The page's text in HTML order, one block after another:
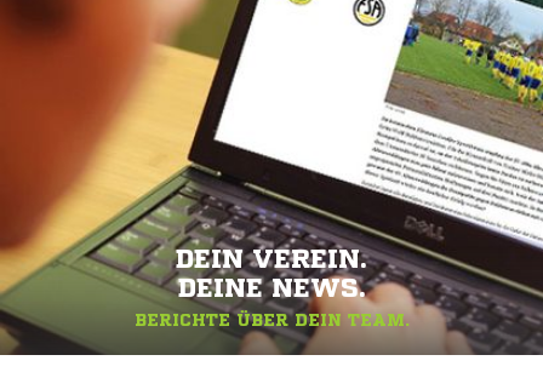
DEIN VEREIN.
DEINE NEWS.
BERICHTE ÜBER DEIN TEAM.